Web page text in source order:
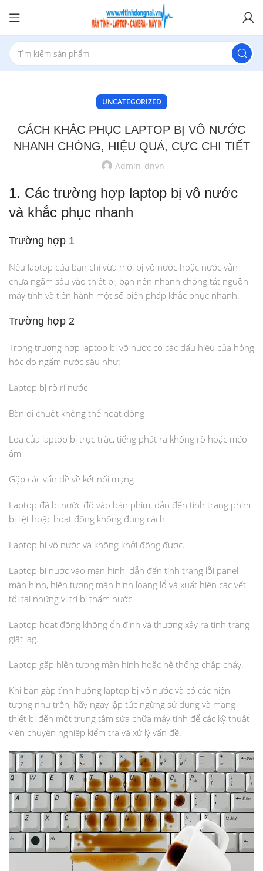
UNCATEGORIZED
CÁCH KHẮC PHỤC LAPTOP BỊ VÔ NƯỚC
NHANH CHÓNG, HIỆU QUẢ, CỰC CHI TIẾT
Admin_dnvn
1. Các trường hợp laptop bị vô nước
và khắc phục nhanh
Trường hợp 1
Nếu laptop của bạn chỉ vừa mới bị vô nước hoặc nước vẫn
chưa ngấm sâu vào thiết bị, bạn nên nhanh chóng tắt nguồn
máy tính và tiến hành một số biện pháp khắc phục nhanh.
Trường hợp 2
Trong trường hợp laptop bị vô nước có các dấu hiệu của hỏng
hóc do ngấm nước sâu như:
Laptop bị rò rỉ nước
Bàn di chuột không thể hoạt động
Loa của laptop bị trục trặc, tiếng phát ra không rõ hoặc méo
âm
Gặp các vấn đề về kết nối mạng
Laptop đã bị nước đổ vào bàn phím, dẫn đến tình trạng phím
bị liệt hoặc hoạt động không đúng cách.
Laptop bị vô nước và không khởi động được.
Laptop bị nước vào màn hình, dẫn đến tình trạng lỗi panel
màn hình, hiện tượng màn hình loang lổ và xuất hiện các vết
tối tại những vị trí bị thấm nước.
Laptop hoạt động không ổn định và thường xảy ra tình trạng
giật lag.
Laptop gặp hiện tượng màn hình hoặc hệ thống chập cháy.
Khi bạn gặp tình huống laptop bị vô nước và có các hiện
tượng như trên, hãy ngay lập tức ngừng sử dụng và mang
thiết bị đến một trung tâm sửa chữa máy tính để các kỹ thuật
viên chuyên nghiệp kiểm tra và xử lý vấn đề.